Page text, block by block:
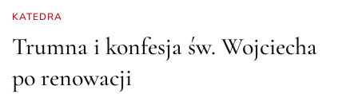
KATEDRA
Trumna i konfesja św. Wojciecha
po renowacji